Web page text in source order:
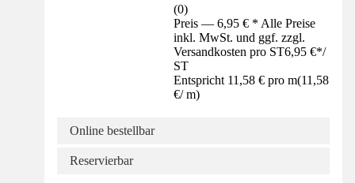
(0)
Preis — 6,95 € * Alle Preise
inkl. MwSt. und ggf. zzgl.
Versandkosten pro ST6,95 €*/
ST
Entspricht 11,58 € pro m(11,58
€/ m)
Online bestellbar
Reservierbar